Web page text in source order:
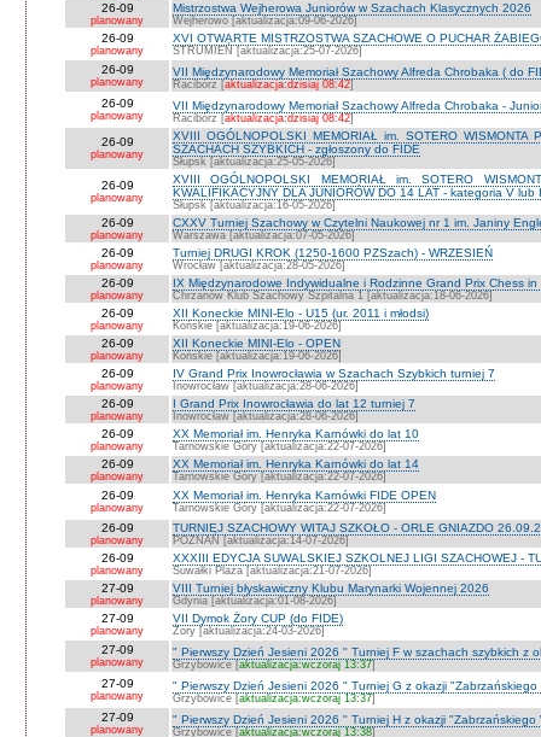
26-09
planowany
Mistrzostwa Wejherowa Juniorów w Szachach Klasycznych 2026
Wejherowo [aktualizacja:09-06-2026]
26-09
planowany
XVI OTWARTE MISTRZOSTWA SZACHOWE O PUCHAR
STRUMIEŃ [aktualizacja:25-07-2026]
26-09
planowany
VII Międzynarodowy Memoriał Szachowy Alfreda Chrobaka ( do
Racibórz [aktualizacja:dzisiaj 08:42]
26-09
planowany
VII Międzynarodowy Memoriał Szachowy Alfreda Chrobaka -
Racibórz [aktualizacja:dzisiaj 08:42]
26-09
planowany
XVIII OGÓLNOPOLSKI MEMORIAŁ im. SOTERO WISMONTA
SZACHACH SZYBKICH - zgłoszony do FIDE
Słupsk [aktualizacja:25-05-2026]
26-09
planowany
XVIII OGÓLNOPOLSKI MEMORIAŁ im. SOTERO
KWALIFIKACYJNY DLA JUNIORÓW DO 14 LAT - kategoria V
Słupsk [aktualizacja:16-05-2026]
26-09
planowany
CXXV Turniej Szachowy w Czytelni Naukowej nr 1 im. Janiny
Warszawa [aktualizacja:07-05-2026]
26-09
planowany
Turniej DRUGI KROK (1250-1600 PZSzach) - WRZESIEŃ
Wrocław [aktualizacja:28-05-2026]
26-09
planowany
IX Międzynarodowe Indywidualne i Rodzinne Grand Prix Chess
Chrzanów Klub Szachowy Szpitalna 1 [aktualizacja:18-06-2026]
26-09
planowany
XII Koneckie MINI-Elo - U15 (ur. 2011 i młodsi)
Końskie [aktualizacja:19-06-2026]
26-09
planowany
XII Koneckie MINI-Elo - OPEN
Końskie [aktualizacja:19-06-2026]
26-09
planowany
IV Grand Prix Inowrocławia w Szachach Szybkich turniej 7
Inowrocław [aktualizacja:28-06-2026]
26-09
planowany
I Grand Prix Inowrocławia do lat 12 turniej 7
Inowrocław [aktualizacja:28-06-2026]
26-09
planowany
XX Memoriał im. Henryka Karnówki do lat 10
Tarnowskie Góry [aktualizacja:22-07-2026]
26-09
planowany
XX Memoriał im. Henryka Karnówki do lat 14
Tarnowskie Góry [aktualizacja:22-07-2026]
26-09
planowany
XX Memoriał im. Henryka Karnówki FIDE OPEN
Tarnowskie Góry [aktualizacja:22-07-2026]
26-09
planowany
TURNIEJ SZACHOWY WITAJ SZKOŁO - ORLE GNIAZDO
POZNAŃ [aktualizacja:14-07-2026]
26-09
planowany
XXXIII EDYCJA SUWALSKIEJ SZKOLNEJ LIGI SZACHOWEJ -
Suwałki Plaza [aktualizacja:21-07-2026]
27-09
planowany
VIII Turniej błyskawiczny Klubu Marynarki Wojennej 2026
Gdynia [aktualizacja:01-08-2026]
27-09
planowany
VII Dymok Żory CUP (do FIDE)
Żory [aktualizacja:24-03-2026]
27-09
planowany
" Pierwszy Dzień Jesieni 2026 " Turniej F w szachach szybkich z
Grzybowice [aktualizacja:wczoraj 13:37]
27-09
planowany
" Pierwszy Dzień Jesieni 2026 " Turniej G z okazji "Zabrzańskiego
Grzybowice [aktualizacja:wczoraj 13:37]
27-09
planowany
" Pierwszy Dzień Jesieni 2026 " Turniej H z okazji "Zabrzańskiego
Grzybowice [aktualizacja:wczoraj 13:38]